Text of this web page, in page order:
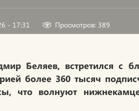
- 17:31 Просмотров: 389
Беляев, встретился с
более 360 тысяч
что волнуют